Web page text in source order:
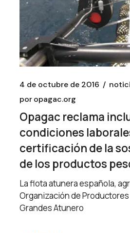
4 de octubre de 2016
poropagac.org
Opagac reclama
condiciones
certificación de la
de los productos
La flota atunera española,
Organización de
Grandes Atunero